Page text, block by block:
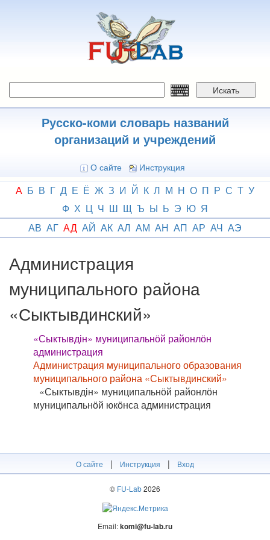
Искать
Русско-коми словарь названий
организаций и учреждений
О сайте Инструкция
А Б В Г Д Е Ё Ж З И Й К Л М Н О П Р С Т У
Ф Х Ц Ч Ш Щ Ъ Ы Ь Э Ю Я
АВ АГ АД АЙ АК АЛ АМ АН АП АР АЧ АЭ
Администрация
муниципального района
«Сыктывдинский»
«Сыктывдін» муниципальнӧй районлӧн
администрация
Администрация муниципального образования
муниципального района «Сыктывдинский»
«Сыктывдін» муниципальнӧй районлӧн
муниципальнӧй юкӧнса администрация
О сайте | Инструкция | Вход
© FU-Lab2026
Email:komi@fu-lab.ru